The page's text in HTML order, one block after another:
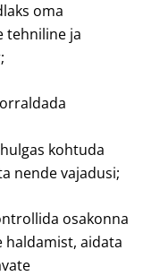
oma
tehniline ja
kohtuda
nende vajadusi;
osakonna
haldamist, aidata